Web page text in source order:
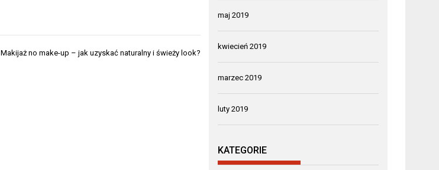
Makijaż no make-up – jak uzyskać naturalny i świeży look?
maj 2019
kwiecień 2019
marzec 2019
luty 2019
KATEGORIE